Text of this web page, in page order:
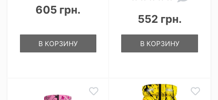
605 грн.
В КОРЗИНУ
552 грн.
В КОРЗИНУ